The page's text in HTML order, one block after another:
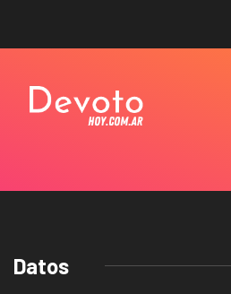
Datos